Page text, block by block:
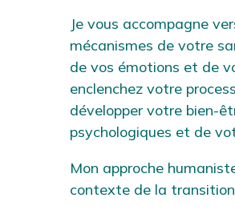
Je vous accompagne
mécanismes de votre
de vos émotions et de
enclenchez votre
développer votre bien-
psychologiques et de
Mon approche
contexte de la